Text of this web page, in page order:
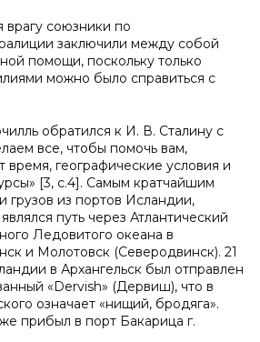
врагу союзники по
заключили между собой
помощи, поскольку только
можно было справиться с
обратился к И. В. Сталину с
все, чтобы помочь вам,
время, географические условия и
[3, c.4]. Самым кратчайшим
грузов из портов Исландии,
путь через Атлантический
Ледовитого океана в
и Молотовск (Северодвинск). 21
в Архангельск был отправлен
«Dervish» (Дервиш), что в
означает «нищий, бродяга».
прибыл в порт Бакарица г.